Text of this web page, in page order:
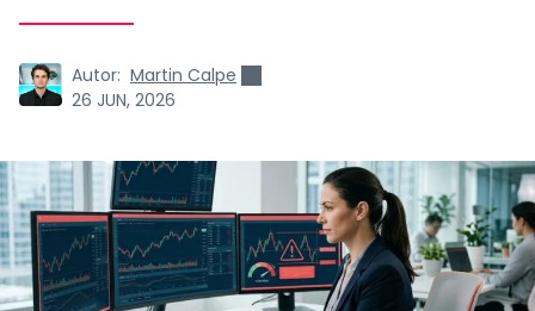
Autor: Martin Calpe
26 JUN, 2026